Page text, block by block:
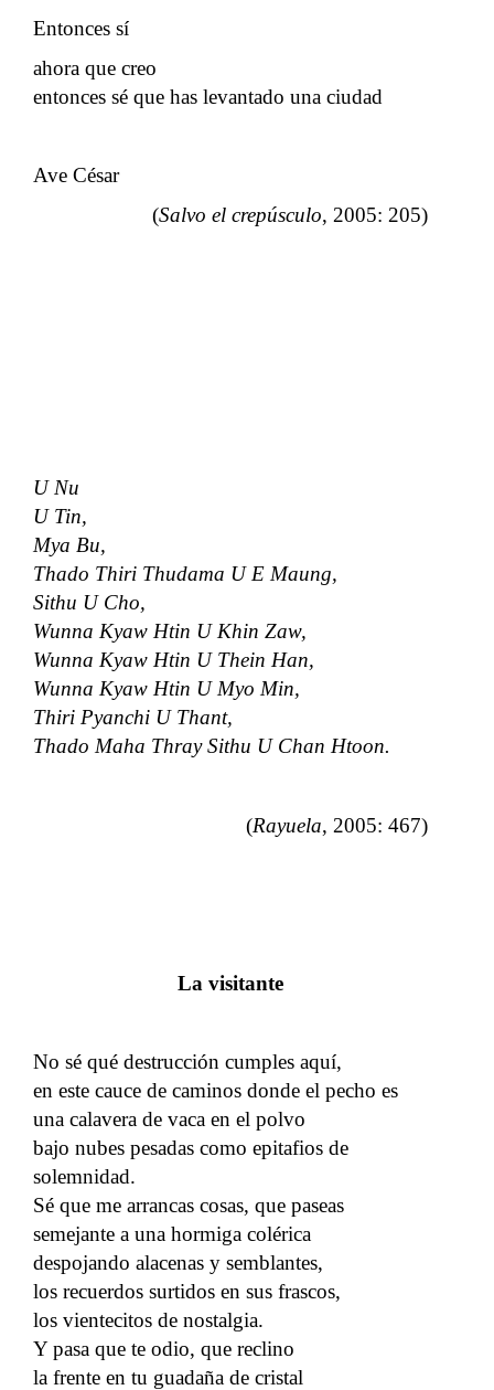
Entonces sí
ahora que creo
entonces sé que has levantado una ciudad
Ave César
(Salvo el crepúsculo, 2005: 205)
U Nu
U Tin,
Mya Bu,
Thado Thiri Thudama U E Maung,
Sithu U Cho,
Wunna Kyaw Htin U Khin Zaw,
Wunna Kyaw Htin U Thein Han,
Wunna Kyaw Htin U Myo Min,
Thiri Pyanchi U Thant,
Thado Maha Thray Sithu U Chan Htoon.
(Rayuela, 2005: 467)
La visitante
No sé qué destrucción cumples aquí,
en este cauce de caminos donde el pecho es
una calavera de vaca en el polvo
bajo nubes pesadas como epitafios de
solemnidad.
Sé que me arrancas cosas, que paseas
semejante a una hormiga colérica
despojando alacenas y semblantes,
los recuerdos surtidos en sus frascos,
los vientecitos de nostalgia.
Y pasa que te odio, que reclino
la frente en tu guadaña de cristal